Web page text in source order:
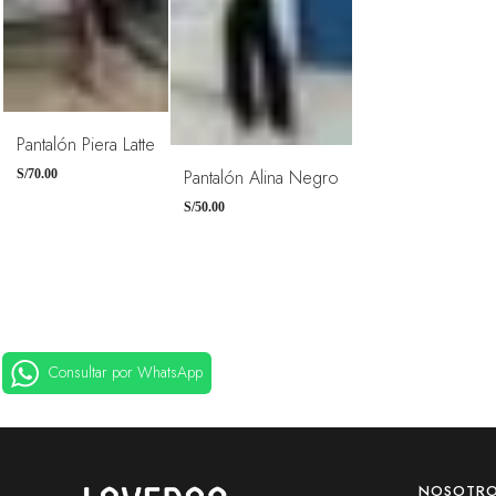
Pantalón Piera Latte
S/70.00
TALLAS
Pantalón Alina Negro
S/50.00
28 30 32
Consultar por WhatsApp